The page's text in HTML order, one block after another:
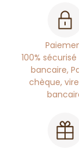
100%
bancaire,
chèque,